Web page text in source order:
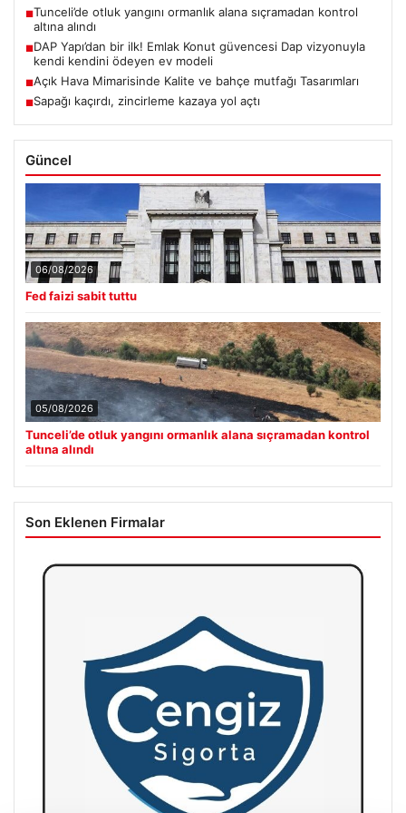
■Tunceli’de otluk yangını ormanlık alana sıçramadan kontrol
altına alındı
■DAP Yapı’dan bir ilk! Emlak Konut güvencesi Dap vizyonuyla
kendi kendini ödeyen ev modeli
■Açık Hava Mimarisinde Kalite ve bahçe mutfağı Tasarımları
■Sapağı kaçırdı, zincirleme kazaya yol açtı
Güncel
06/08/2026
Fed faizi sabit tuttu
05/08/2026
Tunceli’de otluk yangını ormanlık alana sıçramadan kontrol
altına alındı
Son Eklenen Firmalar